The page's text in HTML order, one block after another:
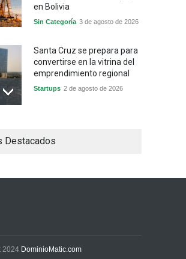
en Bolivia
Sin Categoría 3 de agosto de 2026
Santa Cruz se prepara para
convertirse en la vitrina del
emprendimiento regional
Startups 2 de agosto de 2026
industrial y el golpe puede
Sin Categoría 1 de agosto de 2026
Destacados
2024 DominioMatic.com